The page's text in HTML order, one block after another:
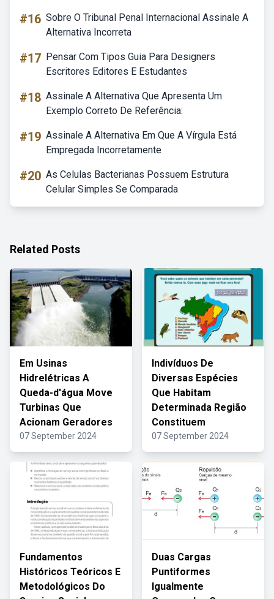
#16 Sobre O Tribunal Penal Internacional Assinale A
Alternativa Incorreta
#17 Pensar Com Tipos Guia Para Designers
Escritores Editores E Estudantes
#18 Assinale A Alternativa Que Apresenta Um
Exemplo Correto De Referência:
#19 Assinale A Alternativa Em Que A Vírgula Está
Empregada Incorretamente
#20 As Celulas Bacterianas Possuem Estrutura
Celular Simples Se Comparada
Related Posts
Em Usinas
Hidrelétricas A
Queda-d'água Move
Turbinas Que
Acionam Geradores
07 September 2024
Indivíduos De
Diversas Espécies
Que Habitam
Determinada Região
Constituem
07 September 2024
Fundamentos
Históricos Teóricos E
Metodológicos Do
Duas Cargas
Puntiformes
Igualmente